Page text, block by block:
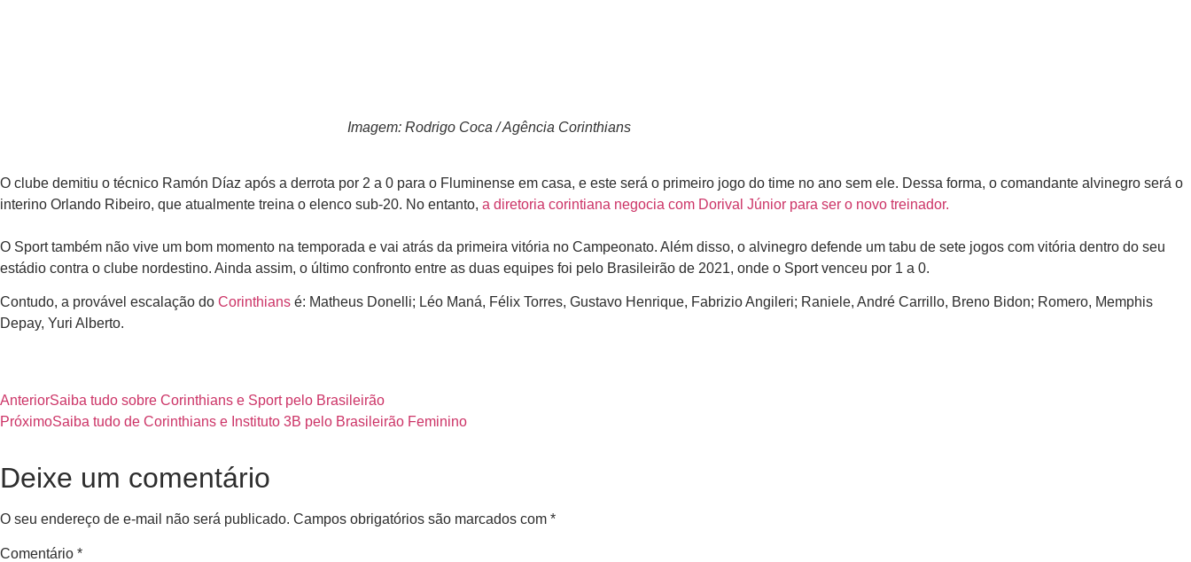
Imagem: Rodrigo Coca / Agência Corinthians
O clube demitiu o técnico Ramón Díaz após a derrota por 2 a 0 para o Fluminense em casa, e este será o primeiro jogo do time no ano sem ele. Dessa forma, o comandante alvinegro será o
interino Orlando Ribeiro, que atualmente treina o elenco sub-20. No entanto, a diretoria corintiana negocia com Dorival Júnior para ser o novo treinador.
O Sport também não vive um bom momento na temporada e vai atrás da primeira vitória no Campeonato. Além disso, o alvinegro defende um tabu de sete jogos com vitória dentro do seu
estádio contra o clube nordestino. Ainda assim, o último confronto entre as duas equipes foi pelo Brasileirão de 2021, onde o Sport venceu por 1 a 0.
Contudo, a provável escalação do Corinthians é: Matheus Donelli; Léo Maná, Félix Torres, Gustavo Henrique, Fabrizio Angileri; Raniele, André Carrillo, Breno Bidon; Romero, Memphis
Depay, Yuri Alberto.
AnteriorSaiba tudo sobre Corinthians e Sport pelo Brasileirão
PróximoSaiba tudo de Corinthians e Instituto 3B pelo Brasileirão Feminino
Deixe um comentário
O seu endereço de e-mail não será publicado. Campos obrigatórios são marcados com *
Comentário *